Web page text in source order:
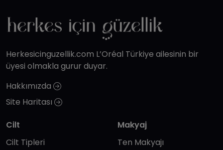
Herkesicinguzellik.com L’Oréal Türkiye ailesinin bir
üyesi olmakla gurur duyar.
Hakkımızda
Site Haritası
Cilt
Cilt Tipleri
Makyaj
Ten Makyajı